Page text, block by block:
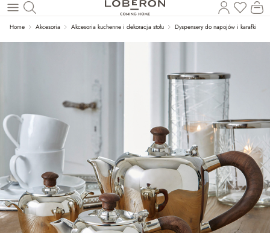
Wróć do wątku głównego
Masz
Home Akcesoria Akcesoria kuchenne i dekoracja stołu Dyspensery do napojów i karafki